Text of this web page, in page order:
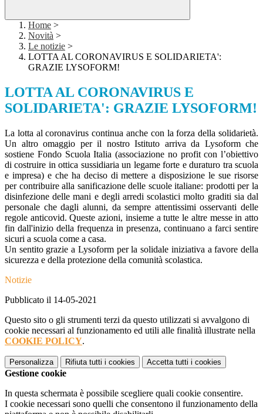
Home >
Novità >
Le notizie >
LOTTA AL CORONAVIRUS E SOLIDARIETA':
GRAZIE LYSOFORM!
LOTTA AL CORONAVIRUS E
SOLIDARIETA': GRAZIE LYSOFORM!
La lotta al coronavirus continua anche con la forza della solidarietà.
Un altro omaggio per il nostro Istituto arriva da Lysoform che
sostiene Fondo Scuola Italia (associazione no profit con l’obiettivo
di costruire in ottica sussidiaria un legame forte e duraturo tra scuola
e impresa) e che ha deciso di mettere a disposizione le sue risorse
per contribuire alla sanificazione delle scuole italiane: prodotti per la
disinfezione delle mani e degli arredi scolastici molto graditi sia dal
personale che dagli alunni, da sempre attentissimi osservanti delle
regole anticovid. Queste azioni, insieme a tutte le altre messe in atto
fin dall'inizio della frequenza in presenza, continuano a farci sentire
sicuri a scuola come a casa.
Un sentito grazie a Lysoform per la solidale iniziativa a favore della
sicurezza e della protezione della comunità scolastica.
Notizie
Pubblicato il 14-05-2021
Questo sito o gli strumenti terzi da questo utilizzati si avvalgono di
cookie necessari al funzionamento ed utili alle finalità illustrate nella
COOKIE POLICY.
Personalizza Rifiuta tutti i cookies Accetta tutti i cookies
Gestione cookie
In questa schermata è possibile scegliere quali cookie consentire.
I cookie necessari sono quelli che consentono il funzionamento della